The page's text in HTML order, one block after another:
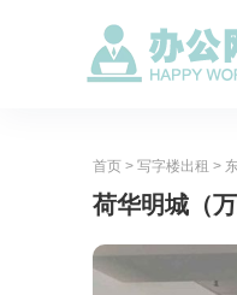
首页 > 写字楼出租 >
荷华明城（